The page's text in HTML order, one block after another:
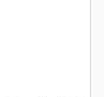
punti di vista
e di